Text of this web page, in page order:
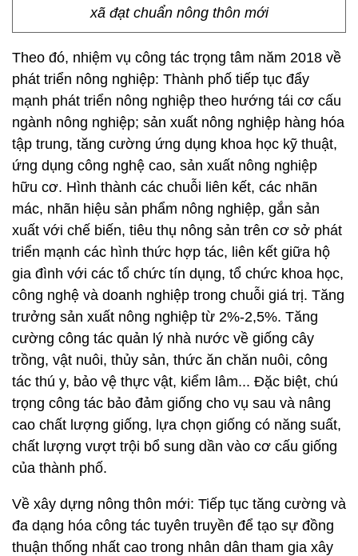
xã đạt chuẩn nông thôn mới
Theo đó, nhiệm vụ công tác trọng tâm năm 2018 về
phát triển nông nghiệp: Thành phố tiếp tục đẩy
mạnh phát triển nông nghiệp theo hướng tái cơ cấu
ngành nông nghiệp; sản xuất nông nghiệp hàng hóa
tập trung, tăng cường ứng dụng khoa học kỹ thuật,
ứng dụng công nghệ cao, sản xuất nông nghiệp
hữu cơ. Hình thành các chuỗi liên kết, các nhãn
mác, nhãn hiệu sản phẩm nông nghiệp, gắn sản
xuất với chế biến, tiêu thụ nông sản trên cơ sở phát
triển mạnh các hình thức hợp tác, liên kết giữa hộ
gia đình với các tổ chức tín dụng, tổ chức khoa học,
công nghệ và doanh nghiệp trong chuỗi giá trị. Tăng
trưởng sản xuất nông nghiệp từ 2%-2,5%. Tăng
cường công tác quản lý nhà nước về giống cây
trồng, vật nuôi, thủy sản, thức ăn chăn nuôi, công
tác thú y, bảo vệ thực vật, kiểm lâm... Đặc biệt, chú
trọng công tác bảo đảm giống cho vụ sau và nâng
cao chất lượng giống, lựa chọn giống có năng suất,
chất lượng vượt trội bổ sung dần vào cơ cấu giống
của thành phố.
Về xây dựng nông thôn mới: Tiếp tục tăng cường và
đa dạng hóa công tác tuyên truyền để tạo sự đồng
thuận thống nhất cao trong nhân dân tham gia xây